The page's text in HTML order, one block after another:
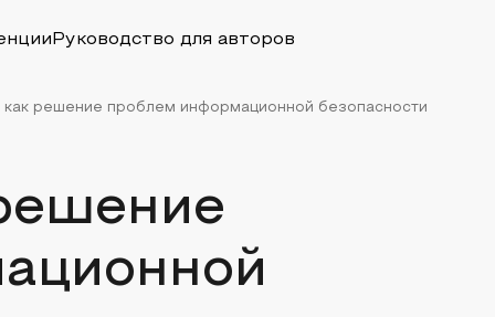
Руководство для авторов
решение проблем информационной безопасности